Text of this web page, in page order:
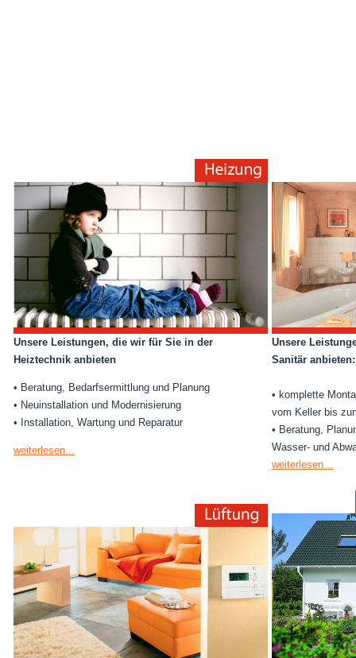
Unsere Leistungen, die wir für Sie in der
Heiztechnik anbieten
• Beratung, Bedarfsermittlung und Planung
• Neuinstallation und Modernisierung
• Installation, Wartung und Reparatur
weiterlesen...
Unsere
Sanitär anbieten:
• komplette
vom Keller bis
• Beratung,
Wasser- und
weiterlesen...